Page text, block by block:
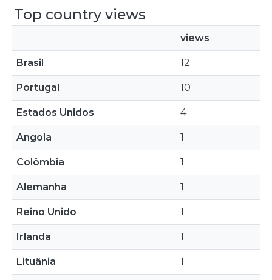
Top country views
views
Brasil 12
Portugal 10
Estados Unidos 4
Angola 1
Colômbia 1
Alemanha 1
Reino Unido 1
Irlanda 1
Lituânia 1